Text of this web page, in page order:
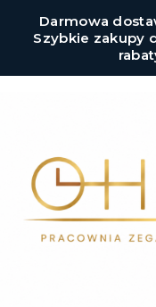
Darmowa
Szybkie zakupy